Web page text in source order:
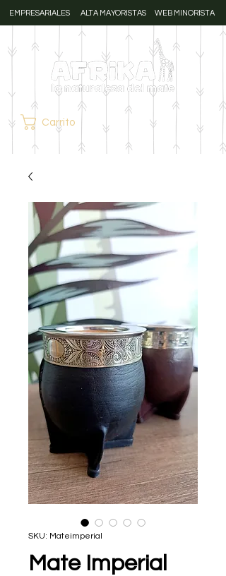
EMPRESARIALES ALTA MAYORISTAS WEB MINORISTA
Carrito
SKU: Mateimperial
Mate Imperial